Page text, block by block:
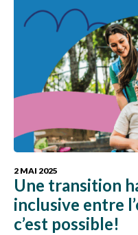
2 MAI 2025
Une transition
inclusive entre
c’est possible!